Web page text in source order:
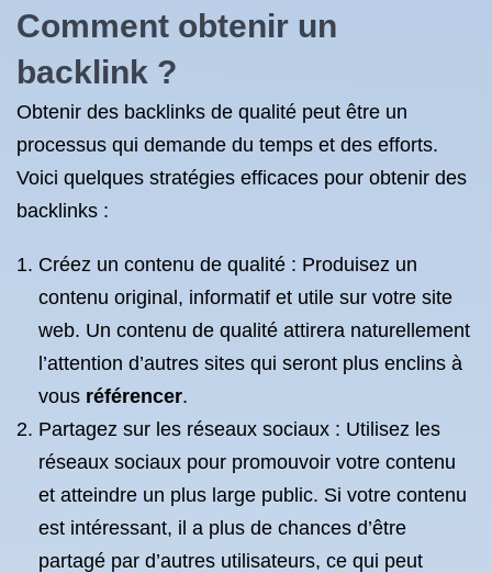
Comment obtenir un
backlink ?
Obtenir des backlinks de qualité peut être un
processus qui demande du temps et des efforts.
Voici quelques stratégies efficaces pour obtenir des
backlinks :
Créez un contenu de qualité : Produisez un
contenu original, informatif et utile sur votre site
web. Un contenu de qualité attirera naturellement
l’attention d’autres sites qui seront plus enclins à
vous référencer.
Partagez sur les réseaux sociaux : Utilisez les
réseaux sociaux pour promouvoir votre contenu
et atteindre un plus large public. Si votre contenu
est intéressant, il a plus de chances d’être
partagé par d’autres utilisateurs, ce qui peut